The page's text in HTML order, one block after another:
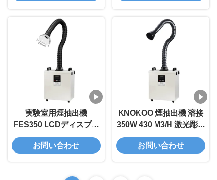
実験室用煙抽出機
FES350 LCDディスプレ
イ スモーク吸収機 モバイ
ルスモーク浄化機
お問い合わせ
KNOKOO 煙抽出機 溶接
350W 430 M3/H 激光彫刻
機のための強い吸着
お問い合わせ